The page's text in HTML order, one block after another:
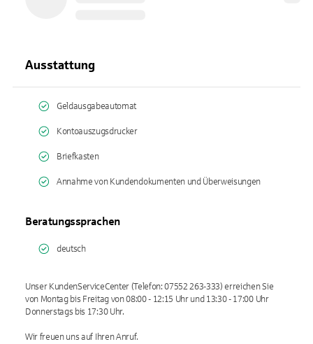
Ausstattung
Geldausgabeautomat
Kontoauszugsdrucker
Briefkasten
Annahme von Kundendokumenten und Überweisungen
Beratungssprachen
deutsch
Unser KundenServiceCenter (Telefon: 07552 263-333) erreichen Sie
von Montag bis Freitag von 08:00 - 12:15 Uhr und 13:30 - 17:00 Uhr
Donnerstags bis 17:30 Uhr.
Wir freuen uns auf Ihren Anruf.